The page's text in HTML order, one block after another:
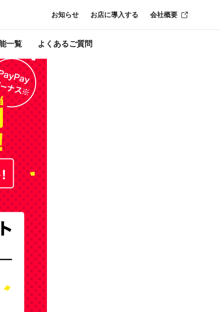
一覧 よくあるご質問
お知らせ お店に導入する 会社概要